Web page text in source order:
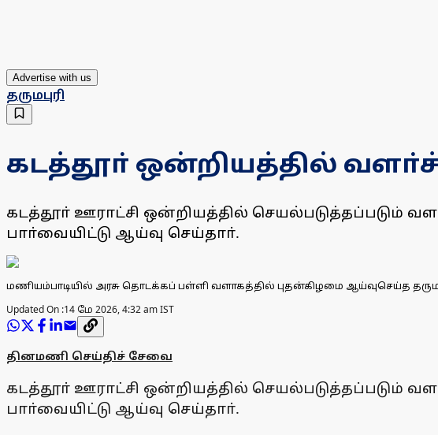
Advertise with us
தருமபுரி
கடத்தூா் ஒன்றியத்தில்
கடத்தூா் ஊராட்சி ஒன்றியத்தில் செயல்படுத்தப்படும்
பாா்வையிட்டு ஆய்வு செய்தாா்.
மணியம்பாடியில் அரசு தொடக்கப் பள்ளி வளாகத்தில் புதன்கிழமை ஆய்வுசெய்த
Updated On :14 மே 2026, 4:32 am IST
தினமணி செய்திச் சேவை
கடத்தூா் ஊராட்சி ஒன்றியத்தில் செயல்படுத்தப்படும்
பாா்வையிட்டு ஆய்வு செய்தாா்.